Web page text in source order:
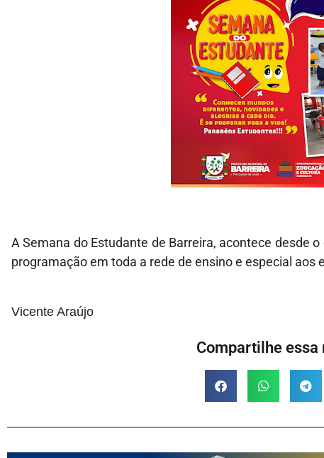
A Semana do Estudante de Barreira, acontece desde
programação em toda a rede de ensino e especial aos
Vicente Araújo
Compartilhe essa